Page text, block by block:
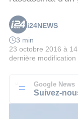
i24NEWS
3 min
23 octobre 2016 à
dernière modification
Google News
Suivez-